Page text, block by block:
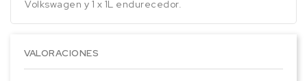
Volkswagen y 1 x 1L endurecedor.
VALORACIONES